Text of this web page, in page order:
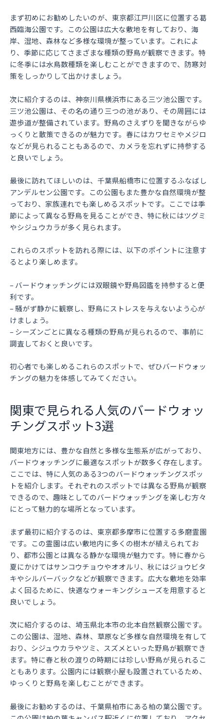
まず初めにお勧めしたいのが、東京都江戸川区に位置する葛
西臨海公園です。この公園は広大な敷地を有しており、海
岸、湿地、森林など多様な環境が整っています。これによ
り、季節に応じてさまざまな種類の野鳥が観察できます。特
に冬季には水鳥数種類を楽しむことができますので、防寒対
策をしっかりして出かけましょう。
次に紹介するのは、神奈川県横浜市にある三ツ池公園です。
三ツ池公園は、その名の通り三つの池があり、その周囲には
遊歩道が整備されています。野鳥のさえずりを聞きながらゆ
っくりと散策できるのが魅力です。春にはカワセミやメジロ
などが見られることもあるので、カメラを忘れずに持参する
と良いでしょう。
最後に訪れてほしいのは、千葉県船橋市に位置するふなばし
アンデルセン公園です。この公園もまた豊かな自然環境が整
っており、家族連れでも楽しめるスポットです。ここでは季
節によって異なる野鳥を見ることができ、特に秋にはツグミ
やシジュウカラが多く見られます。
これらのスポットを訪れる際には、以下のポイントに注意す
るとより楽しめます。
– バードウォッチングには双眼鏡や野鳥図鑑を持参すると便
利です。
– 騒がず静かに観察し、野鳥にストレスを与えないよう心が
けましょう。
– シーズンごとに異なる種類の野鳥が見られるので、事前に
調査しておくと良いです。
初心者でも楽しめるこれらのスポットで、ぜひバードウォッ
チングの魅力を体感してみてください。
関東で見られる人気のバードウォッ
チングスポット3選
関東地方には、豊かな自然と多様な生態系が広がっており、
バードウォッチングに最適なスポットが数多く存在します。
ここでは、特に人気のある3つのバードウォッチングスポッ
トを紹介します。それぞれのスポットでは異なる野鳥が観察
できるので、趣味としてのバードウォッチングを楽しむ方々
にとって魅力的な場所となっています。
まず最初に紹介するのは、東京都多摩市に位置する多磨霊園
です。この霊園は広い敷地内に多くの樹木が植えられてお
り、都市公園とは異なる静かな環境が魅力です。特に春から
夏にかけてはサンコウチョウやオオルリ、秋にはジョウビタ
キやシルバーバックなどが観察できます。広大な敷地を効率
よく回るために、快適なウォーキングシューズを用意すると
良いでしょう。
次に紹介するのは、埼玉県北本市の北本自然観察公園です。
この公園は、湿地、森林、草原など多様な自然環境を有して
おり、シジュウカラやツミ、スズメといった野鳥が観察でき
ます。特に春と秋の渡りの時期には珍しい野鳥が見られるこ
ともあります。公園内には観察小屋も設置されているため、
ゆっくりと野鳥を楽しむことができます。
最後にお勧めするのは、千葉県柏市にある柏の葉公園です。